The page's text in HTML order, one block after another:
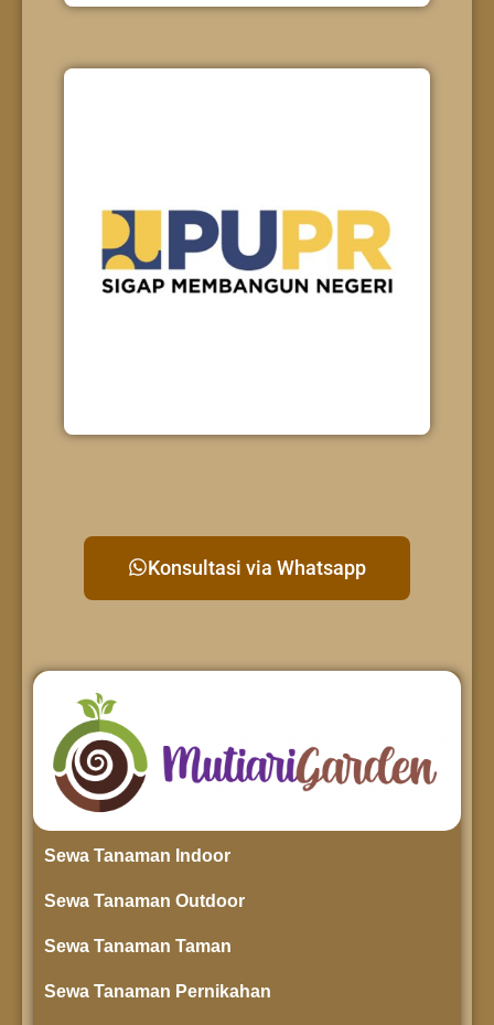
Konsultasi via Whatsapp
Sewa Tanaman Indoor
Sewa Tanaman Outdoor
Sewa Tanaman Taman
Sewa Tanaman Pernikahan